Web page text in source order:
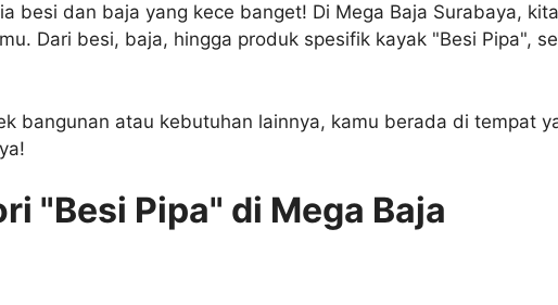
besi dan baja yang kece banget! Di Mega Baja Surabaya,
Dari besi, baja, hingga produk spesifik kayak "Besi Pipa",
bangunan atau kebutuhan lainnya, kamu berada di tempat
"Besi Pipa" di Mega Baja